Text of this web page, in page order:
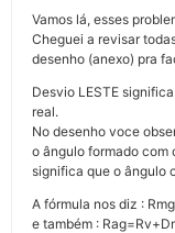
Vamos lá, esses
Cheguei a revisar
desenho (anexo) pra
Desvio LESTE
real.
No desenho voce
o ângulo formado com
significa que o ângulo
A fórmula nos diz :
e também :